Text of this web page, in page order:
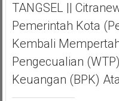
TANGSEL ||
Pemerintah Kota
Kembali
Pengecualian
Keuangan (BPK)